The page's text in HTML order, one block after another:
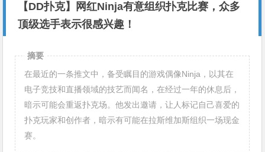
【DD扑克】网红Ninja有意组织扑克比赛，众多
顶级选手表示很感兴趣！
摘要
在最近的一条推文中，备受瞩目的游戏偶像Ninja，以其在
电子竞技和直播领域的技艺而闻名，在经过一年的休息后，
暗示可能会重返扑克场。他发出邀请，让人标记自己喜爱的
扑克玩家和创作者，暗示有可能在拉斯维加斯组织一场现金
赛。